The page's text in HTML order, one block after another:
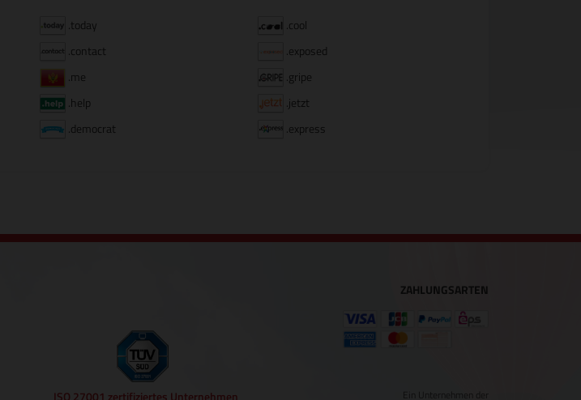
.today
.cool
.contact
.exposed
.me
.gripe
.help
.jetzt
.democrat .express
ISO 27001 zertifiziertes Unternehmen
ZAHLUNGSARTEN
Ein Unternehmen der